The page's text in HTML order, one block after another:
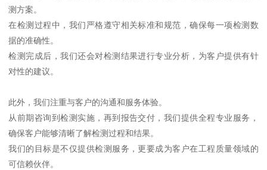
测方案。
在检测过程中，我们严格遵守相关标准和规范，确保每一项检测数
据的准确性。
检测完成后，我们还会对检测结果进行专业分析，为客户提供有针
对性的建议。
此外，我们注重与客户的沟通和服务体验。
从前期咨询到检测实施，再到报告交付，我们提供全程专业服务，
确保客户能够清晰了解检测过程和结果。
我们的目标是不仅提供检测服务，更要成为客户在工程质量领域的
可信赖伙伴。